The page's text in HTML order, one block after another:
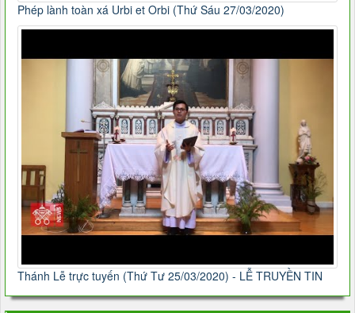
Phép lành toàn xá Urbi et Orbi (Thứ Sáu 27/03/2020)
Thánh Lễ trực tuyến (Thứ Tư 25/03/2020) - LỄ TRUYỀN TIN